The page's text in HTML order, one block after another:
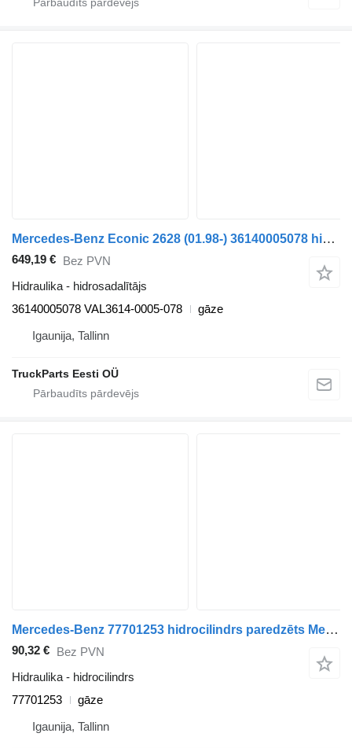
Mercedes-Benz Econic 2628 (01.98-) 36140005078 hidrosadalītājs paredzēts Mercedes-Benz Econic (1998-2014) vilcēja
649,19 € Bez PVN
Hidraulika - hidrosadalītājs
36140005078 VAL3614-0005-078
gāze
Igaunija, Tallinn
TruckParts Eesti OÜ
Mercedes-Benz 77701253 hidrocilindrs paredzēts Mercedes-Benz Econic (1998-2014) vilcēja
90,32 € Bez PVN
Hidraulika - hidrocilindrs
77701253
gāze
Igaunija, Tallinn